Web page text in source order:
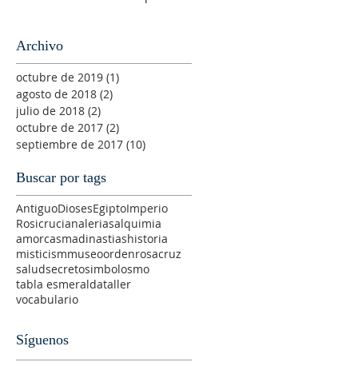
Archivo
octubre de 2019 (1)
agosto de 2018 (2)
julio de 2018 (2)
octubre de 2017 (2)
septiembre de 2017 (10)
Buscar por tags
AntiguoDiosesEgiptoImperio
Rosicrucianaleriasalquimia
amorcasmadinastiashistoria
misticismmuseoordenrosacruz
saludsecretosimbolosmo
tabla esmeraldataller
vocabulario
Síguenos